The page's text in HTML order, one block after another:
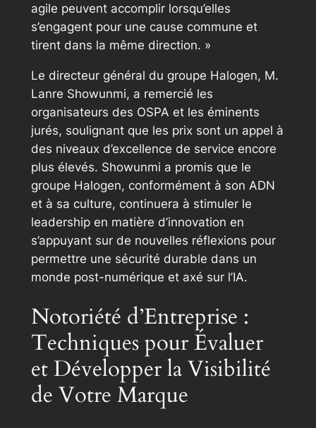
agile peuvent accomplir lorsqu’elles
s’engagent pour une cause commune et
tirent dans la même direction. »
Le directeur général du groupe Halogen, M.
Lanre Showunmi, a remercié les
organisateurs des OSPA et les éminents
jurés, soulignant que les prix sont un appel à
des niveaux d’excellence de service encore
plus élevés. Showunmi a promis que le
groupe Halogen, conformément à son ADN
et à sa culture, continuera à stimuler le
leadership en matière d’innovation en
s’appuyant sur de nouvelles réflexions pour
permettre une sécurité durable dans un
monde post-numérique et axé sur l’IA.
Notoriété d’Entreprise :
Techniques pour Évaluer
et Développer la Visibilité
de Votre Marque